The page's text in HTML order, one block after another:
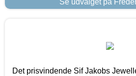
Det prisvindende Sif Jakobs